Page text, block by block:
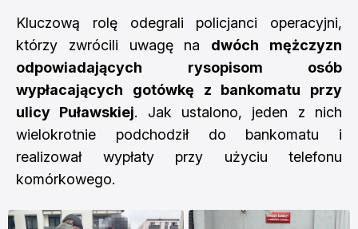
Kluczową rolę odegrali policjanci operacyjni,
którzy zwrócili uwagę na dwóch mężczyzn
odpowiadających rysopisom osób
wypłacających gotówkę z bankomatu przy
ulicy Puławskiej. Jak ustalono, jeden z nich
wielokrotnie podchodził do bankomatu i
realizował wypłaty przy użyciu telefonu
komórkowego.